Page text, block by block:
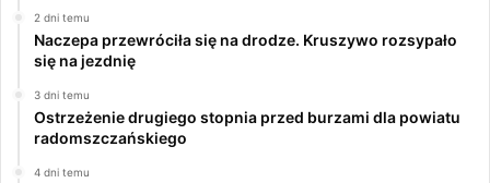
2 dni temu
Naczepa przewróciła się na drodze. Kruszywo rozsypało
się na jezdnię
3 dni temu
Ostrzeżenie drugiego stopnia przed burzami dla powiatu
radomszczańskiego
4 dni temu